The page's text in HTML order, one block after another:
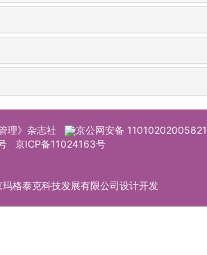
理》杂志社
京公网安备 11010202005821
京ICP备11024163号
格泰克科技发展有限公司设计开发